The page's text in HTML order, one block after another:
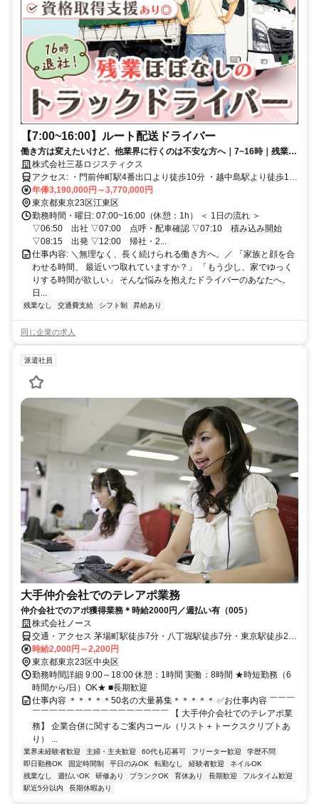
【7:00~16:00】ルート配送ドライバー
働き方は変えたいけど、他業界に行くのは不安な方へ｜7~16時｜残業ほ
ぼなし｜資格取得支援あり｜週休2日制
株式会社三基ロジスティクス
アクセス: ・門前仲町駅4番出口より徒歩10分 ・越中島駅より徒歩10
分 ・自転車通勤可
年俸3,190,000円～3,770,000円
東京都東京23区江東区
勤務時間・曜日: 07:00~16:00（休憩：1h） ＜ 1日の流れ ＞
▽06:50 出社 ▽07:00 点呼・配車確認 ▽07:10 積み込み開始
▽08:15 出発 ▽12:00 帰社・2...
仕事内容: ＼無理なく、長く続けられる働き方へ。／ 「家族と顔を合
わせる時間、 最近いつ取れていますか？」 「もう少し、家でゆっく
りする時間が欲しい」 そんな悩みを抱えたドライバーのあなたへ。
日...
残業なし 交通費支給 シフト制 昇給あり
同じ企業の求人
派遣社員
大手仲介会社でのテレアポ業務
仲介会社でのアポ獲得業務＊時給2000円／週払い有（005）
株式会社ノース
交通・アクセス 茅場町駅徒歩7分・八丁堀駅徒歩7分・東京駅徒歩20
分
時給2,000円～2,200円
東京都東京23区中央区
勤務時間詳細 9:00～18:00 休憩：1時間 実働：8時間 ★時短勤務（6
時間から/日）OK★ ■長期歓迎
仕事内容 ＊＊＊＊＊50名の大量募集＊＊＊＊＊ ✅お仕事内容 ￣￣￣
￣￣￣￣￣￣￣￣￣￣￣￣￣￣￣￣ 【 大手仲介会社でのテレアポ業
務】 企業合併に関するご案内コール（リスト＋トークスクリプトあ
り） ...
業界未経験者歓迎 主婦・主夫歓迎 60代も応募可 フリーター歓迎
学歴不問
即日勤務OK
固定時間制 平日のみOK 転勤なし 経験者歓迎
ネイルOK
残業なし
週払いOK 研修あり ブランクOK 育休あり 長期歓迎
フルタイム歓迎
駅近5分以内
長期休暇あり